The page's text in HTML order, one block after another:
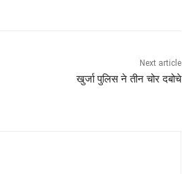
Next article
खुर्जा पुलिस ने तीन चोर दबोचे